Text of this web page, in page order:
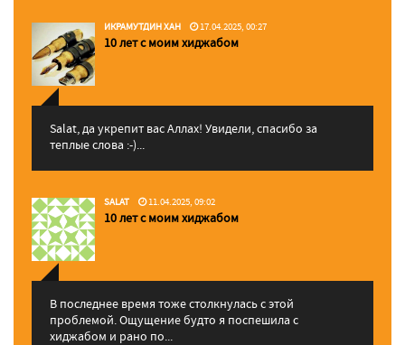
ИКРАМУТДИН ХАН 17.04.2025, 00:27
10 лет с моим хиджабом
Salat, да укрепит вас Аллаx! Увидели, спасибо за
теплые слова :-)...
SALAT 11.04.2025, 09:02
10 лет с моим хиджабом
В последнее время тоже столкнулась с этой
проблемой. Ощущение будто я поспешила с
хиджабом и рано по...